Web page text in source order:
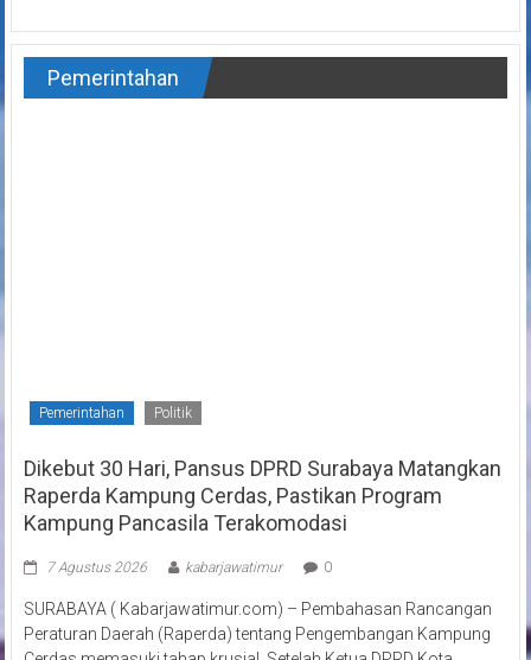
Pemerintahan
Pemerintahan Politik
Dikebut 30 Hari, Pansus DPRD Surabaya Matangkan
Raperda Kampung Cerdas, Pastikan Program
Kampung Pancasila Terakomodasi
7 Agustus 2026 kabarjawatimur 0
SURABAYA ( Kabarjawatimur.com) – Pembahasan Rancangan
Peraturan Daerah (Raperda) tentang Pengembangan Kampung